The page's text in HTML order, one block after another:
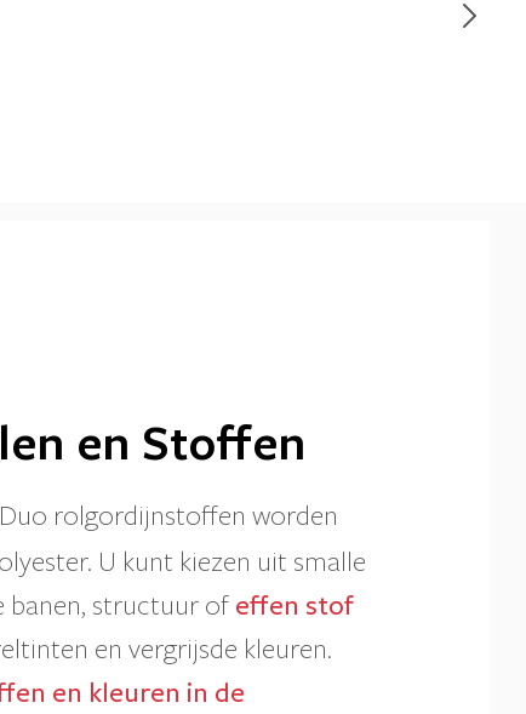
en Stoffen
Duo rolgordijnstoffen worden
U kunt kiezen uit smalle
banen, structuur of effen stof
en vergrijsde kleuren.
en kleuren in de